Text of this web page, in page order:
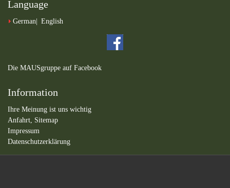
Language
German English
Die MAUSgruppe auf Facebook
Information
Ihre Meinung ist uns wichtig
Anfahrt, Sitemap
Impressum
Datenschutzerklärung